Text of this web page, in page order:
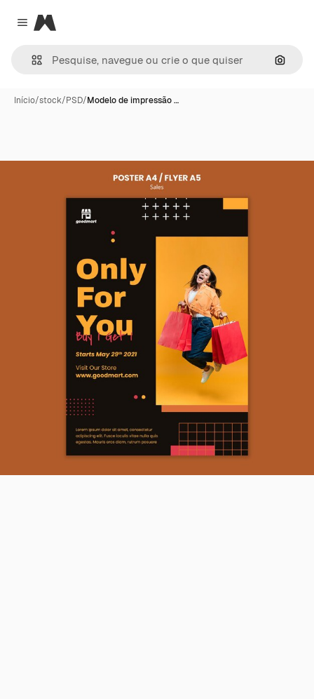
Close menu
Magnific
Início/stock/PSD/Modelo de impressão …